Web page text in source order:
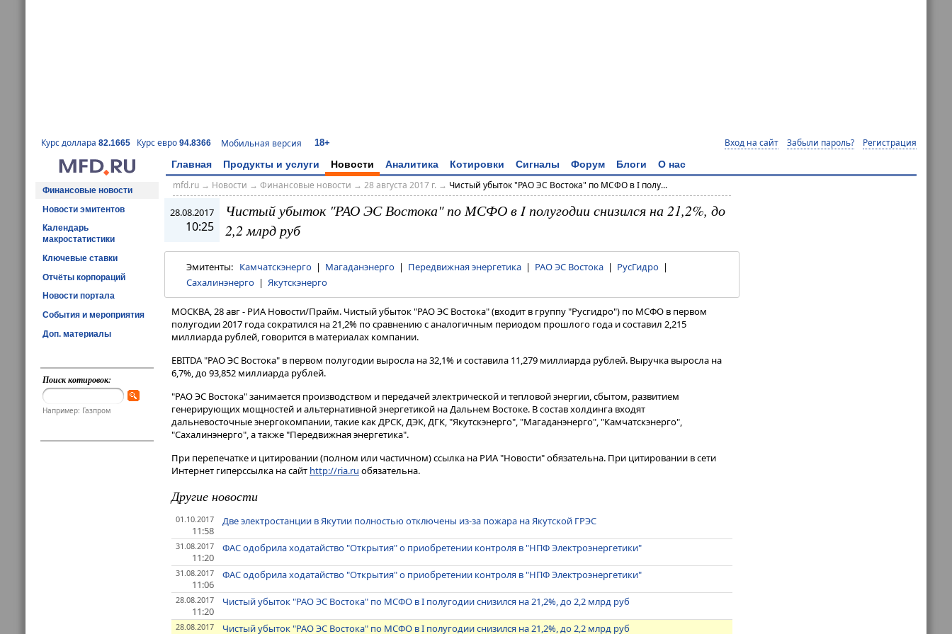
Курс доллара 82.1665 Курс евро 94.8366 Мобильная версия 18+ Вход на сайт Забыли пароль? Регистрация
Главная Продукты и услуги Новости Аналитика Котировки Сигналы Форум Блоги О нас
Финансовые новости
Новости эмитентов
Календарь
макростатистики
Ключевые ставки
Отчёты корпораций
Новости портала
События и мероприятия
Доп. материалы
Поиск котировок:
Например: Газпром
mfd.ru→ Новости → Финансовые новости → 28 августа 2017 г. → Чистый убыток "РАО ЭС Востока" по МСФО в I полу...
28.08.2017
10:25
Чистый убыток "РАО ЭС Востока" по МСФО в I полугодии снизился на 21,2%, до
2,2 млрд руб
Эмитенты: Камчатскэнерго | Магаданэнерго | Передвижная энергетика | РАО ЭС Востока | РусГидро |
Сахалинэнерго | Якутскэнерго
МОСКВА, 28 авг - РИА Новости/Прайм. Чистый убыток "РАО ЭС Востока" (входит в группу "Русгидро") по МСФО в первом
полугодии 2017 года сократился на 21,2% по сравнению с аналогичным периодом прошлого года и составил 2,215
миллиарда рублей, говорится в материалах компании.
EBITDA "РАО ЭС Востока" в первом полугодии выросла на 32,1% и составила 11,279 миллиарда рублей. Выручка выросла на
6,7%, до 93,852 миллиарда рублей.
"РАО ЭС Востока" занимается производством и передачей электрической и тепловой энергии, сбытом, развитием
генерирующих мощностей и альтернативной энергетикой на Дальнем Востоке. В состав холдинга входят
дальневосточные энергокомпании, такие как ДРСК, ДЭК, ДГК, "Якутскэнерго", "Магаданэнерго", "Камчатскэнерго",
"Сахалинэнерго", а также "Передвижная энергетика".
При перепечатке и цитировании (полном или частичном) ссылка на РИА "Новости" обязательна. При цитировании в сети
Интернет гиперссылка на сайт http://ria.ru обязательна.
Другие новости
01.10.2017
11:58
Две электростанции в Якутии полностью отключены из-за пожара на Якутской ГРЭС
31.08.2017
11:20
ФАС одобрила ходатайство "Открытия" о приобретении контроля в "НПФ Электроэнергетики"
31.08.2017
11:06
ФАС одобрила ходатайство "Открытия" о приобретении контроля в "НПФ Электроэнергетики"
28.08.2017
11:20
Чистый убыток "РАО ЭС Востока" по МСФО в I полугодии снизился на 21,2%, до 2,2 млрд руб
28.08.2017 Чистый убыток "РАО ЭС Востока" по МСФО в I полугодии снизился на 21,2%, до 2,2 млрд руб